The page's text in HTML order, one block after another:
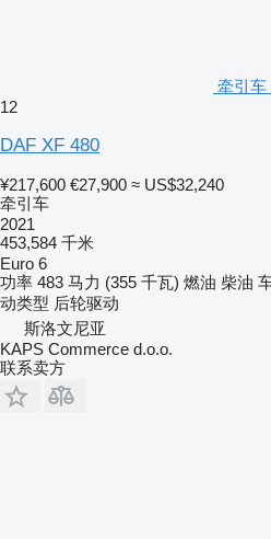
牵引车
12
DAF XF 480
¥217,600 €27,900 ≈ US$32,240
牵引车
2021
453,584 千米
Euro 6
功率 483 马力 (355 千瓦) 燃油 柴油
动类型 后轮驱动
斯洛文尼亚
KAPS Commerce d.o.o.
联系卖方